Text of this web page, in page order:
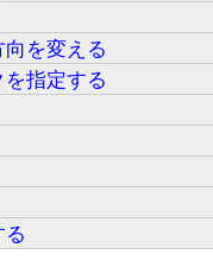
を変える
指定する